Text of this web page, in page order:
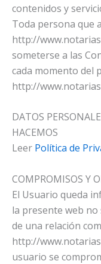
contenidos y
Toda persona que
http://
someterse a las
cada momento del
http://
DATOS
HACEMOS
Leer Política de
COMPROMISOS Y
El Usuario queda
la presente web
de una relación
http://
usuario se